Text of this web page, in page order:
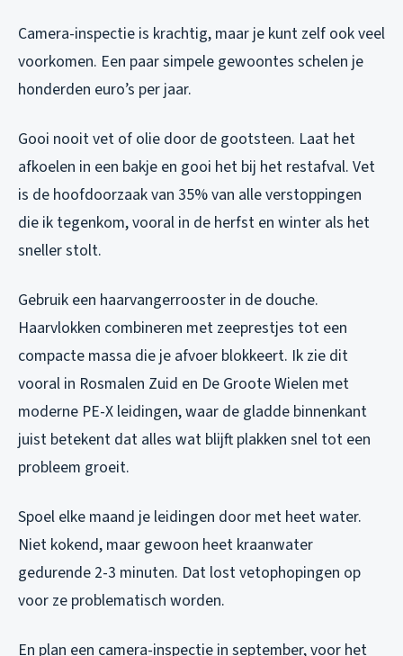
Camera-inspectie is krachtig, maar je kunt zelf ook veel
voorkomen. Een paar simpele gewoontes schelen je
honderden euro’s per jaar.
Gooi nooit vet of olie door de gootsteen. Laat het
afkoelen in een bakje en gooi het bij het restafval. Vet
is de hoofdoorzaak van 35% van alle verstoppingen
die ik tegenkom, vooral in de herfst en winter als het
sneller stolt.
Gebruik een haarvangerrooster in de douche.
Haarvlokken combineren met zeeprestjes tot een
compacte massa die je afvoer blokkeert. Ik zie dit
vooral in Rosmalen Zuid en De Groote Wielen met
moderne PE-X leidingen, waar de gladde binnenkant
juist betekent dat alles wat blijft plakken snel tot een
probleem groeit.
Spoel elke maand je leidingen door met heet water.
Niet kokend, maar gewoon heet kraanwater
gedurende 2-3 minuten. Dat lost vetophopingen op
voor ze problematisch worden.
En plan een camera-inspectie in september, voor het